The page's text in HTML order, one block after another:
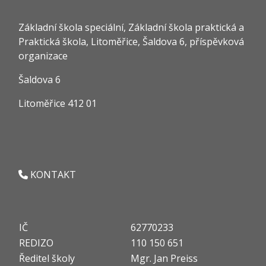
Základní škola speciální, Základní škola praktická a
Praktická škola, Litoměřice, Šaldova 6, příspěvková
organizace
Šaldova 6
Litoměřice 412 01
KONTAKT
IČ
62770233
REDIZO
110 150 651
Ředitel školy
Mgr. Jan Preiss